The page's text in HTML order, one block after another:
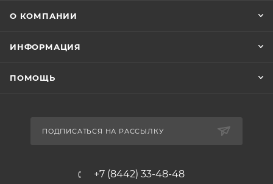
О КОМПАНИИ
ИНФОРМАЦИЯ
ПОМОЩЬ
ПОДПИСАТЬСЯ НА РАССЫЛКУ
+7 (8442) 33-48-48